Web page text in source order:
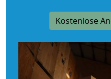
Kostenlose